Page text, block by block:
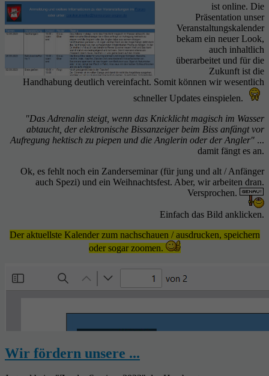
ist online. Die
Präsentation unser
Veranstaltungskalender
bekam ein neuer Look,
auch inhaltlich
überarbeitet und für die
Zukunft ist die
Handhabung deutlich vereinfacht. Somit können wir wesentlich
schneller Updates einspielen.
"Das Adrenalin steigt, wenn das Knicklicht magisch im Wasser
abtaucht, der elektronische Bissanzeiger beim Biss anfängt vor
Aufregung hektisch zu piepen und die Anglerin oder der Angler" ...
damit fängt es an.
Ok, es fehlt noch ein Zanderseminar (für jung und alt / Anfänger
auch Spezi) und ein Weihnachtsfest. Aber, wir arbeiten dran.
Versprochen.
Einfach das Bild anklicken.
Der aktuellste Kalender zum nachschauen / ausdrucken, speichern
oder sogar zoomen.
Wir fördern unsere ...